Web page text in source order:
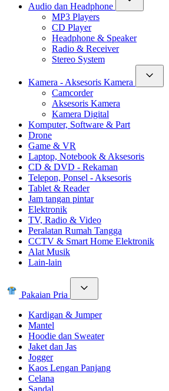
Audio dan Headphone
MP3 Players
CD Player
Headphone & Speaker
Radio & Receiver
Stereo System
Kamera - Aksesoris Kamera
Camcorder
Aksesoris Kamera
Kamera Digital
Komputer, Software & Part
Drone
Game & VR
Laptop, Notebook & Aksesoris
CD & DVD - Rekaman
Telepon, Ponsel - Aksesoris
Tablet & Reader
Jam tangan pintar
Elektronik
TV, Radio & Video
Peralatan Rumah Tangga
CCTV & Smart Home Elektronik
Alat Musik
Lain-lain
Pakaian Pria
Kardigan & Jumper
Mantel
Hoodie dan Sweater
Jaket dan Jas
Jogger
Kaos Lengan Panjang
Celana
Sandal